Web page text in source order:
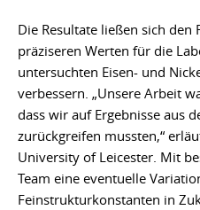
Die Resultate ließen sich
präziseren Werten für die
untersuchten Eisen- und
verbessern. „Unsere Arbeit
dass wir auf Ergebnisse aus
zurückgreifen mussten,“
University of Leicester. Mit
Team eine eventuelle
Feinstrukturkonstanten in